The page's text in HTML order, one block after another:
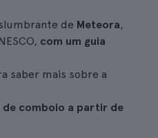
de Meteora,
com um guia
saber mais sobre a
de comboio a partir de